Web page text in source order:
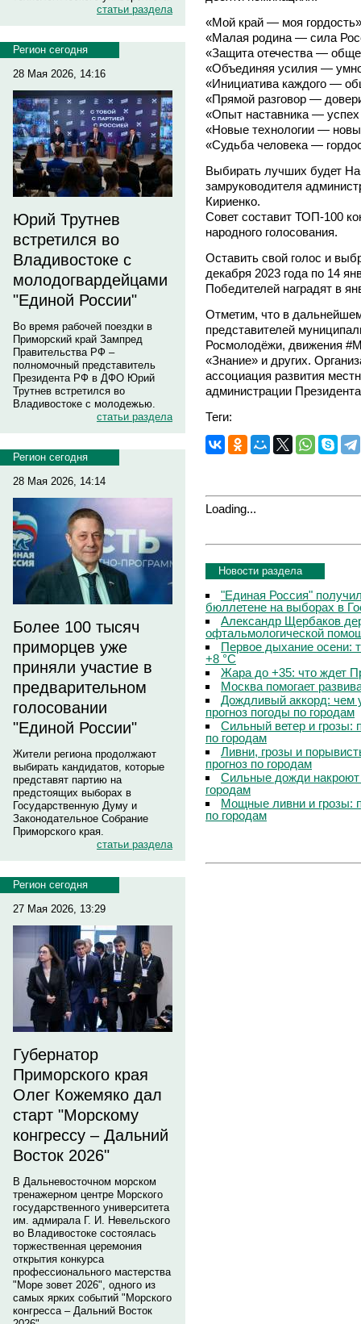
статьи раздела
Регион сегодня
28 Мая 2026, 14:16
Юрий Трутнев
встретился во
Владивостоке с
молодогвардейцами
"Единой России"
Во время рабочей поездки в
Приморский край Зампред
Правительства РФ –
полномочный представитель
Президента РФ в ДФО Юрий
Трутнев встретился во
Владивостоке с молодежью.
статьи раздела
Регион сегодня
28 Мая 2026, 14:14
Более 100 тысяч
приморцев уже
приняли участие в
предварительном
голосовании
"Единой России"
Жители региона продолжают
выбирать кандидатов, которые
представят партию на
предстоящих выборах в
Государственную Думу и
Законодательное Собрание
Приморского края.
статьи раздела
Регион сегодня
27 Мая 2026, 13:29
Губернатор
Приморского края
Олег Кожемяко дал
старт "Морскому
конгрессу – Дальний
Восток 2026"
В Дальневосточном морском
тренажерном центре Морского
государственного университета
им. адмирала Г. И. Невельского
во Владивостоке состоялась
торжественная церемония
открытия конкурса
профессионального мастерства
"Море зовет 2026", одного из
самых ярких событий "Морского
конгресса – Дальний Восток
«Мой край — моя
«Малая родина — сила
«Защита отечества —
«Объединяя усилия —
«Инициатива каждого —
«Прямой разговор —
«Опыт наставника —
«Новые технологии —
«Судьба человека —
Выбирать лучших будет
замруководителя
Кириенко.
Совет составит ТОП-100
народного голосования.
Оставить свой голос и
декабря 2023 года по 14
Победителей наградят в
Отметим, что в
представителей
Росмолодёжи, движения
«Знание» и других.
ассоциация развития
администрации
Теги:
Loading...
Новости раздела
"Единая Россия"
бюллетене на выборах в
Александр Щербаков
офтальмологической
Первое дыхание осени:
+8 °C
Жара до +35: что ждет
Москва помогает
Дождливый аккорд: чем
прогноз погоды по городам
Сильный ветер и грозы:
по городам
Ливни, грозы и
прогноз по городам
Сильные дожди
городам
Мощные ливни и грозы:
по городам